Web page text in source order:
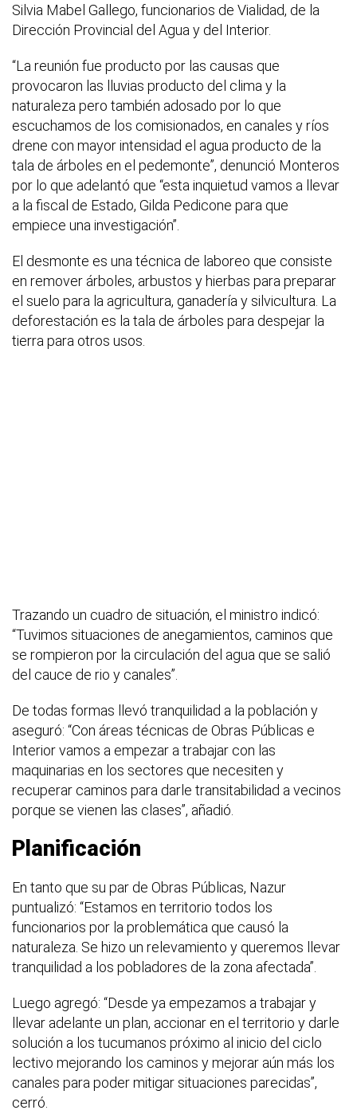
Silvia Mabel Gallego, funcionarios de Vialidad, de la
Dirección Provincial del Agua y del Interior.
“La reunión fue producto por las causas que
provocaron las lluvias producto del clima y la
naturaleza pero también adosado por lo que
escuchamos de los comisionados, en canales y ríos
drene con mayor intensidad el agua producto de la
tala de árboles en el pedemonte”, denunció Monteros
por lo que adelantó que “esta inquietud vamos a llevar
a la fiscal de Estado, Gilda Pedicone para que
empiece una investigación”.
El desmonte es una técnica de laboreo que consiste
en remover árboles, arbustos y hierbas para preparar
el suelo para la agricultura, ganadería y silvicultura. La
deforestación es la tala de árboles para despejar la
tierra para otros usos.
Trazando un cuadro de situación, el ministro indicó:
“Tuvimos situaciones de anegamientos, caminos que
se rompieron por la circulación del agua que se salió
del cauce de rio y canales”.
De todas formas llevó tranquilidad a la población y
aseguró: “Con áreas técnicas de Obras Públicas e
Interior vamos a empezar a trabajar con las
maquinarias en los sectores que necesiten y
recuperar caminos para darle transitabilidad a vecinos
porque se vienen las clases”, añadió.
Planificación
En tanto que su par de Obras Públicas, Nazur
puntualizó: “Estamos en territorio todos los
funcionarios por la problemática que causó la
naturaleza. Se hizo un relevamiento y queremos llevar
tranquilidad a los pobladores de la zona afectada”.
Luego agregó: “Desde ya empezamos a trabajar y
llevar adelante un plan, accionar en el territorio y darle
solución a los tucumanos próximo al inicio del ciclo
lectivo mejorando los caminos y mejorar aún más los
canales para poder mitigar situaciones parecidas”,
cerró.